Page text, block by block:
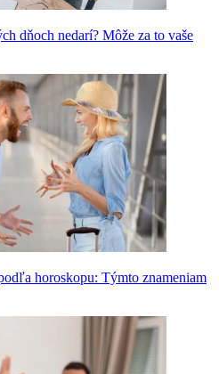
dňoch nedarí? Môže za to vaše
horoskopu: Týmto znameniam